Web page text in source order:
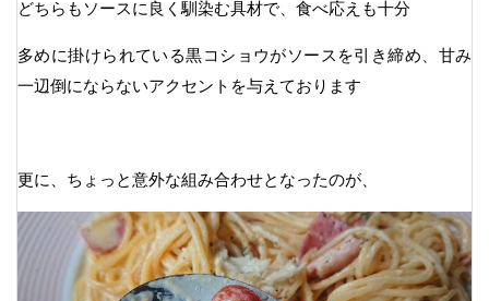
どちらもソースに良く馴染む具材で、食べ応えも十分
多めに掛けられている黒コショウがソースを引き締め、甘み
一辺倒にならないアクセントを与えております
更に、ちょっと意外な組み合わせとなったのが、